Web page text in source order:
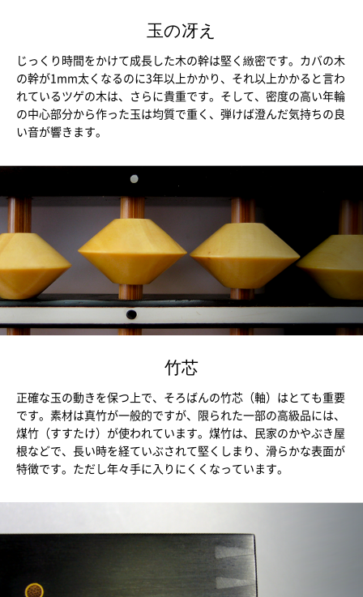
玉の冴え
じっくり時間をかけて成長した木の幹は堅く緻密です。カバの木
の幹が1mm太くなるのに3年以上かかり、それ以上かかると言わ
れているツゲの木は、さらに貴重です。そして、密度の高い年輪
の中心部分から作った玉は均質で重く、弾けば澄んだ気持ちの良
い音が響きます。
竹芯
正確な玉の動きを保つ上で、そろばんの竹芯（軸）はとても重要
です。素材は真竹が一般的ですが、限られた一部の高級品には、
煤竹（すすたけ）が使われています。煤竹は、民家のかやぶき屋
根などで、長い時を経ていぶされて堅くしまり、滑らかな表面が
特徴です。ただし年々手に入りにくくなっています。